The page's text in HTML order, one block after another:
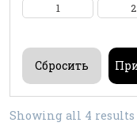
1 2
Showing all 4 results